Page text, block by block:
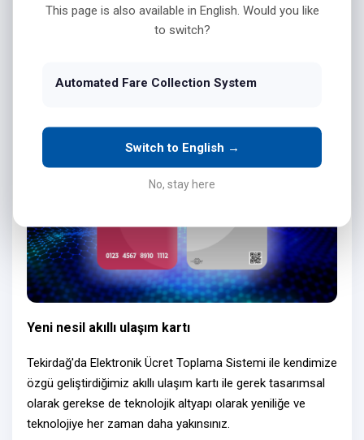
sağlanmaktadır.
Numaralı Telefonumuzdan Bizi Arayabilirsiniz.
Yeni nesil akıllı ulaşım kartı
Tekirdağ'da Elektronik Ücret Toplama Sistemi ile kendimize
özgü geliştirdiğimiz akıllı ulaşım kartı ile gerek tasarımsal
olarak gerekse de teknolojik altyapı olarak yeniliğe ve
teknolojiye her zaman daha yakınsınız.
This page is also available in English. Would you like
to switch?
Automated Fare Collection System
Switch to English →
No, stay here